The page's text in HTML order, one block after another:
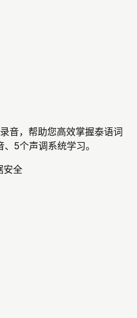
音，帮助您高效掌握泰语词
5个声调系统学习。
安全